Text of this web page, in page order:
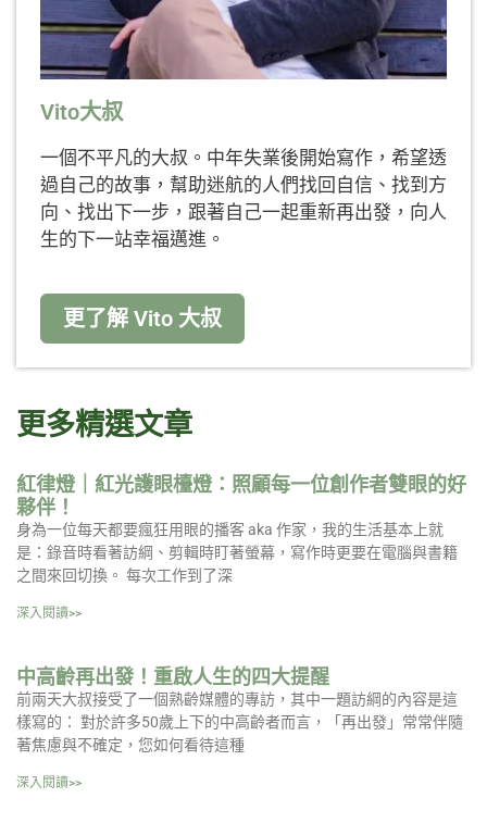
Vito大叔
一個不平凡的大叔。中年失業後開始寫作，希望透
過自己的故事，幫助迷航的人們找回自信、找到方
向、找出下一步，跟著自己一起重新再出發，向人
生的下一站幸福邁進。
更了解 Vito 大叔
更多精選文章
紅律燈｜紅光護眼檯燈：照顧每一位創作者雙眼的好
夥伴！
身為一位每天都要瘋狂用眼的播客 aka 作家，我的生活基本上就
是：錄音時看著訪綱、剪輯時盯著螢幕，寫作時更要在電腦與書籍
之間來回切換。 每次工作到了深
深入閱讀>>
中高齡再出發！重啟人生的四大提醒
前兩天大叔接受了一個熟齡媒體的專訪，其中一題訪綱的內容是這
樣寫的： 對於許多50歲上下的中高齡者而言，「再出發」常常伴隨
著焦慮與不確定，您如何看待這種
深入閱讀>>